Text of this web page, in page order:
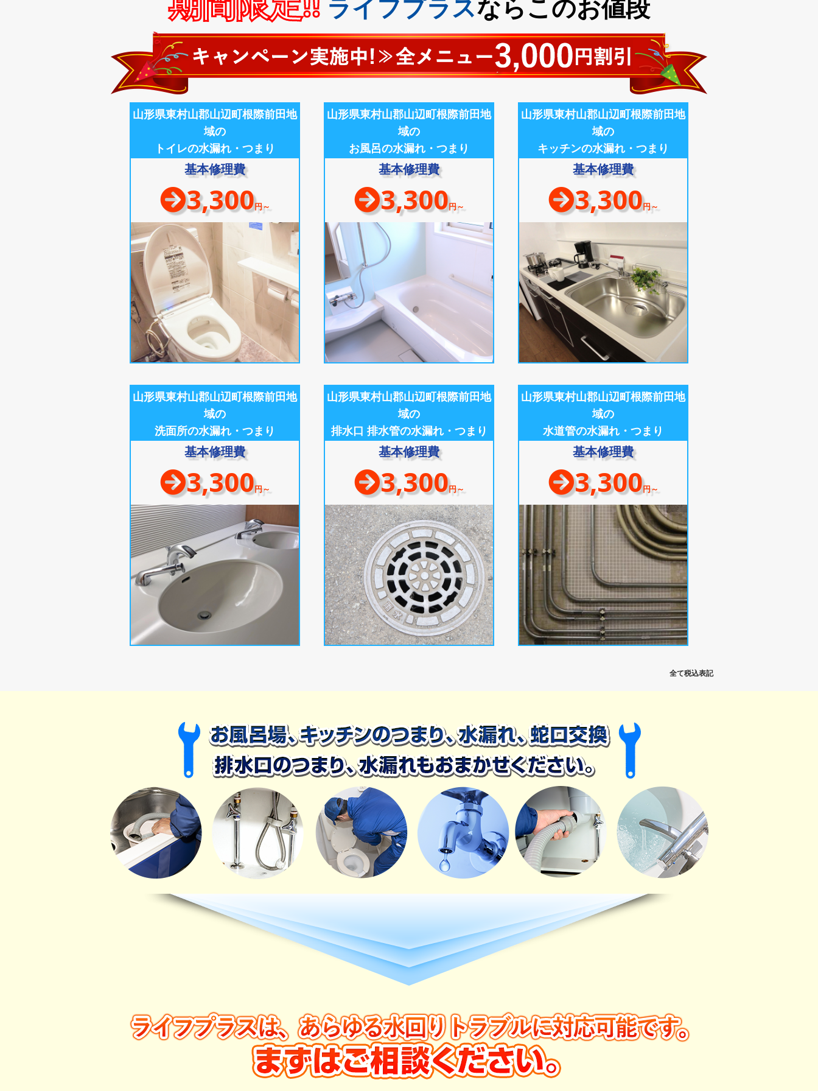
ライフプラスならこのお値段
山形県東村山郡山辺町根際前田地
域の
トイレの水漏れ・つまり
基本修理費
3,300円～
山形県東村山郡山辺町根際前田地
域の
お風呂の水漏れ・つまり
基本修理費
3,300円～
山形県東村山郡山辺町根際前田地
域の
キッチンの水漏れ・つまり
基本修理費
3,300円～
山形県東村山郡山辺町根際前田地
域の
洗面所の水漏れ・つまり
基本修理費
3,300円～
山形県東村山郡山辺町根際前田地
域の
排水口 排水管の水漏れ・つまり
基本修理費
3,300円～
山形県東村山郡山辺町根際前田地
域の
水道管の水漏れ・つまり
基本修理費
3,300円～
全て税込表記